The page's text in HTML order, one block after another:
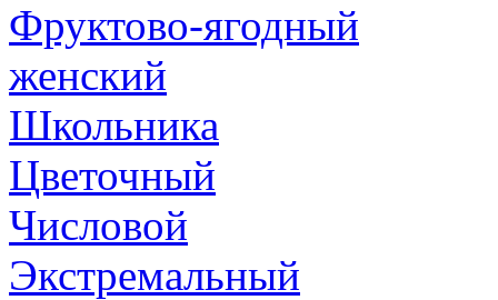
Фруктово-ягодный
женский
Школьника
Цветочный
Числовой
Экстремальный